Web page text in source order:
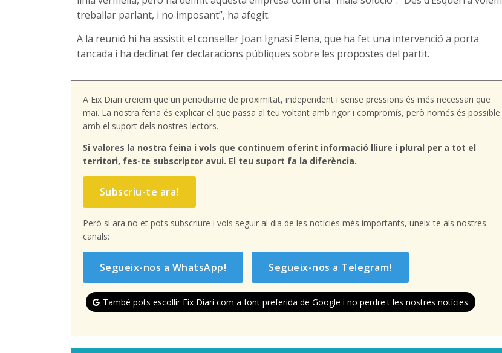
treballar parlant, i no imposant”, ha afegit.
A la reunió hi ha assistit el conseller Joan Ignasi Elena, que ha fet una intervenció a porta
tancada i ha declinat fer declaracions públiques sobre les propostes del partit.
A Eix Diari creiem que un periodisme de proximitat, independent i sense pressions és més necessari que
mai. La nostra feina és explicar el que passa al teu voltant amb rigor i compromís, però només és possible
amb el suport dels nostres lectors.
Si valores la nostra feina i vols que continuem oferint informació lliure i plural per a tot el
territori, fes-te subscriptor avui. El teu suport fa la diferència.
Subscriu-te ara!
Però si ara no et pots subscriure i vols seguir al dia de les notícies més importants, uneix-te als nostres
canals:
Segueix-nos a WhatsApp! Segueix-nos a Telegram!
També pots escollir Eix Diari com a font preferida de Google i no perdre't les nostres notícies